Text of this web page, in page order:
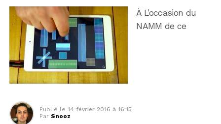
À L’occasion du
NAMM de ce
Publié le 14 février 2016 à 16:15
Par Snooz